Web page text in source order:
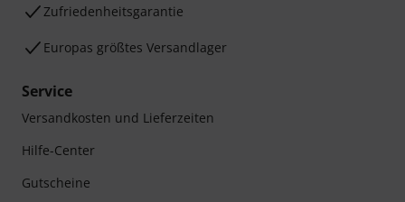
Zufriedenheitsgarantie
Europas größtes Versandlager
Service
Versandkosten und Lieferzeiten
Hilfe-Center
Gutscheine